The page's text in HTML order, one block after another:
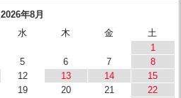
2026年8月
水 木 金
土
1
5 6 7
8
12 13 14
15
19 20 21
22